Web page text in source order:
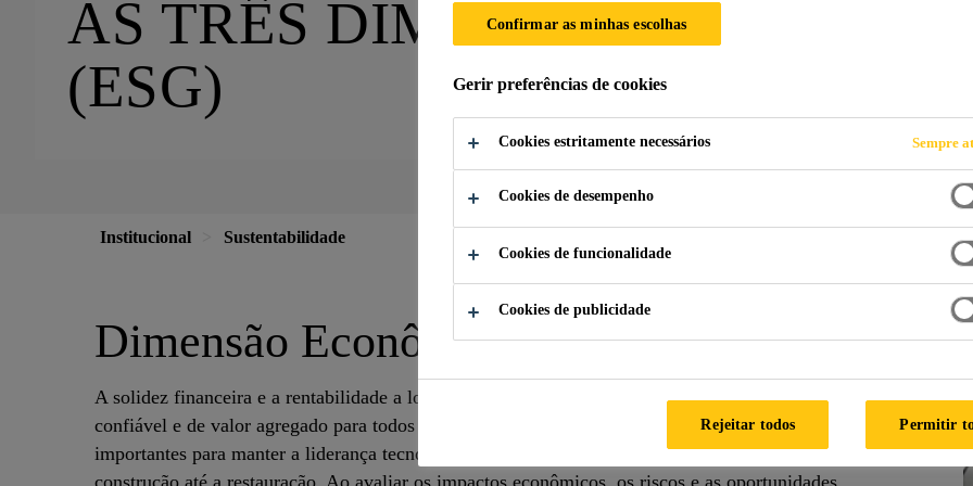
AS TRÊS DIMENSÕES DA
(ESG)
Institucional Sustentabilidade
Dimensão Econômica
A solidez financeira e a rentabilidade a longo prazo garantem que a Sika continue sendo uma parceira
confiável e de valor agregado para todos os seus stakeholders, agora e no futuro, e representam pilares
importantes para manter a liderança tecnológica global e a penetração de mercado, desde o projeto e a
Confirmar as minhas escolhas
Gerir preferências de cookies
Cookies estritamente necessários Sempre
Cookies de desempenho
Cookies de funcionalidade
Cookies de publicidade
Rejeitar todos Permitir